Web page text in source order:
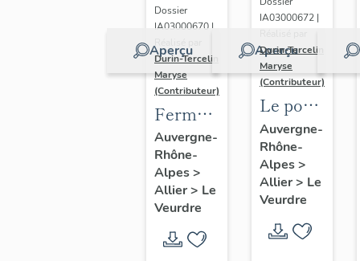
Aperçu
Dossier
IA03000670 |
Durin-Tercelin
Maryse
(Contributeur)
Ferme
dite
locaterie
de
Jolivet
puis
domaine
Auvergne-
Rhône-
Alpes>
Allier> Le
Veurdre
Aperçu
IA03000672 |
Durin-Tercelin
Maryse
(Contributeur)
Le pont
du
Veurdre
Auvergne-
Rhône-
Alpes>
Allier> Le
Veurdre